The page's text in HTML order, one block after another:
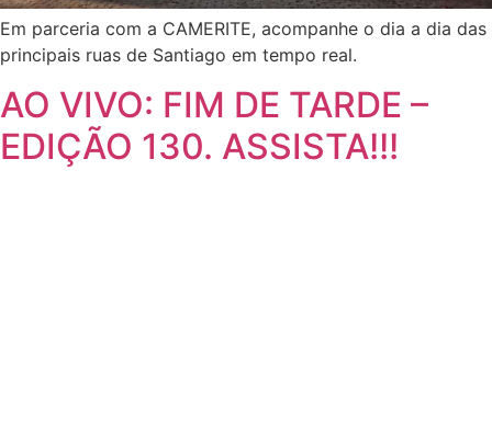
Em parceria com a CAMERITE, acompanhe o dia a dia das
principais ruas de Santiago em tempo real.
AO VIVO: FIM DE TARDE –
EDIÇÃO 130. ASSISTA!!!